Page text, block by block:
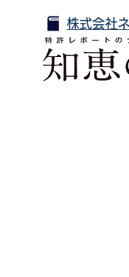
株式会社